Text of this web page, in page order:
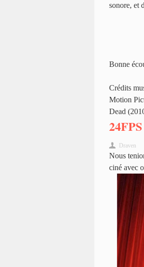
sonore, et
Bonne
Crédits
Motion
Dead
Draven
Nous
ciné avec